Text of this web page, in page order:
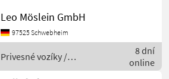
3.100 mm lang x 760 mm
Federhebewerk, 8 x
Leo Möslein GmbH
97525 Schwebheim
Privesné vozíky /
Möslein
8 dní
online